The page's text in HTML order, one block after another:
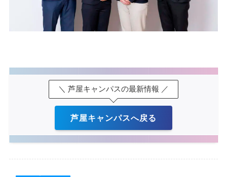
＼ 芦屋キャンパスの最新情報 ／
芦屋キャンパスへ戻る